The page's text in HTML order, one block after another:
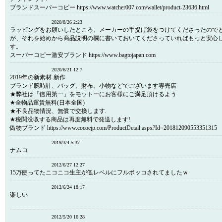
ブランドスーパーコピー https://www.watcher007.com/wallet/product-23636.html
2020/8/26 2:23
ラッピングをお願いしたところ、メーカーの手提げ袋をつけてくださったので
が、それを始めから商品説明の欄に書いておいてくださっていればもっと安心
す。
スーパーコピー激安ブランド https://www.bagtojapan.com
2020/6/21 12:7
2019年の新素材-新作
ブランド腕時計、バッグ、財布、小物などでございます専売店
★弊社は「信用第一」をモットーにお客様にご満足頂けるよう
★全物品運賃無料(日本全国)
★不良品物情況、無償で交換します.
★税関没収する商品は再度無料で発送します!
偽物ブランド https://www.cocoejp.com/ProductDetail.aspx?Id=201812090553351315
2019/3/4 5:37
ナムコ
2012/6/27 12:27
15万使ってたニコニコ生主が低レベルにフルボッコされてましたｗ
2012/6/24 18:17
楽しい
2012/5/20 16:28